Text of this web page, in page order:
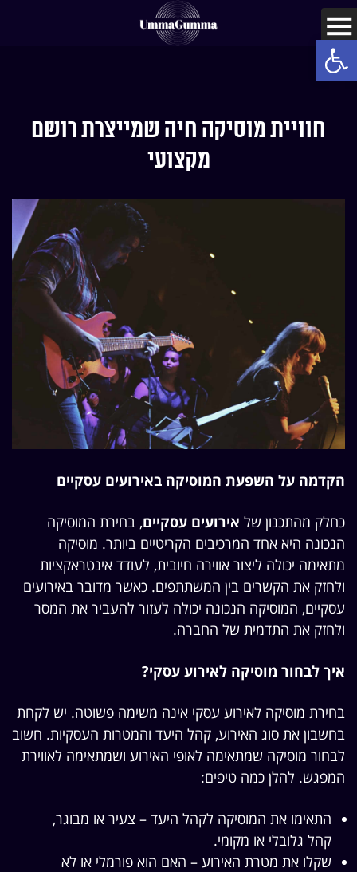
חוויית מוסיקה חיה שמייצרת רושם
מקצועי
הקדמה על השפעת המוסיקה באירועים עסקיים
כחלק מהתכנון של אירועים עסקיים, בחירת המוסיקה
הנכונה היא אחד המרכיבים הקריטיים ביותר. מוסיקה
מתאימה יכולה ליצור אווירה חיובית, לעודד אינטראקציות
ולחזק את הקשרים בין המשתתפים. כאשר מדובר באירועים
עסקיים, המוסיקה הנכונה יכולה לעזור להעביר את המסר
ולחזק את התדמית של החברה.
איך לבחור מוסיקה לאירוע עסקי?
בחירת מוסיקה לאירוע עסקי אינה משימה פשוטה. יש לקחת
בחשבון את סוג האירוע, קהל היעד והמטרות העסקיות. חשוב
לבחור מוסיקה שמתאימה לאופי האירוע ושמתאימה לאווירת
המפגש. להלן כמה טיפים:
התאימו את המוסיקה לקהל היעד – צעיר או מבוגר,
קהל גלובלי או מקומי.
שקלו את מטרת האירוע – האם הוא פורמלי או לא
Open toolbar